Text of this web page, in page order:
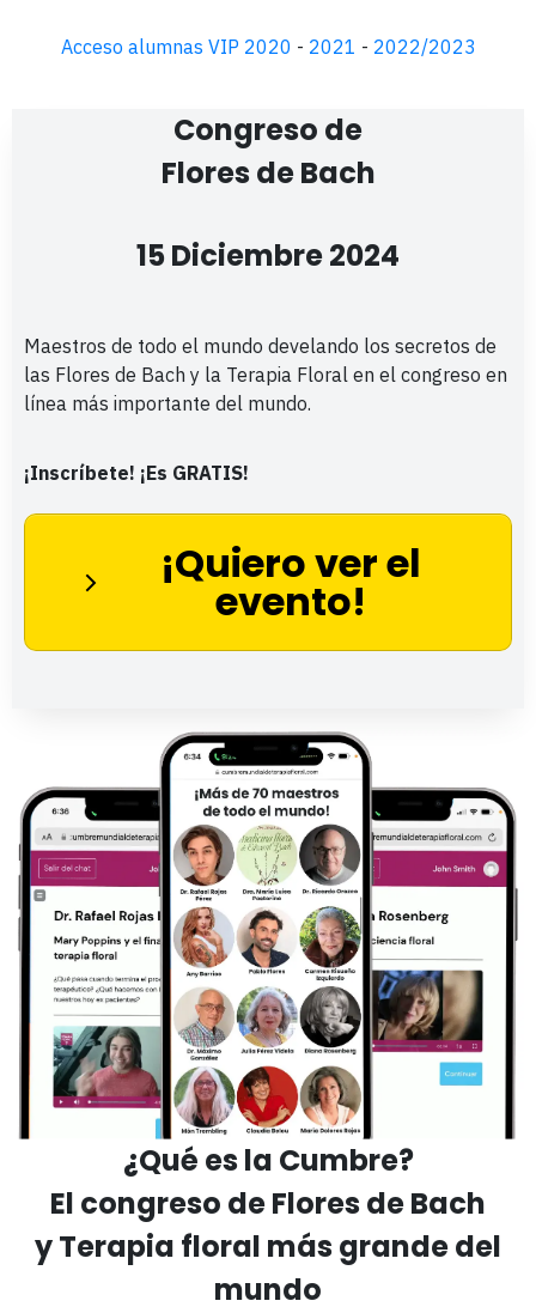
Acceso alumnas VIP 2020 - 2021 - 2022/2023
Congreso de
Flores de Bach
15 Diciembre 2024
Maestros de todo el mundo develando los secretos de
las Flores de Bach y la Terapia Floral en el congreso en
línea más importante del mundo.
¡Inscríbete! ¡Es GRATIS!
¡Quiero ver el
evento!
¿Qué es la Cumbre?
El congreso de Flores de Bach
y Terapia floral más grande del
mundo